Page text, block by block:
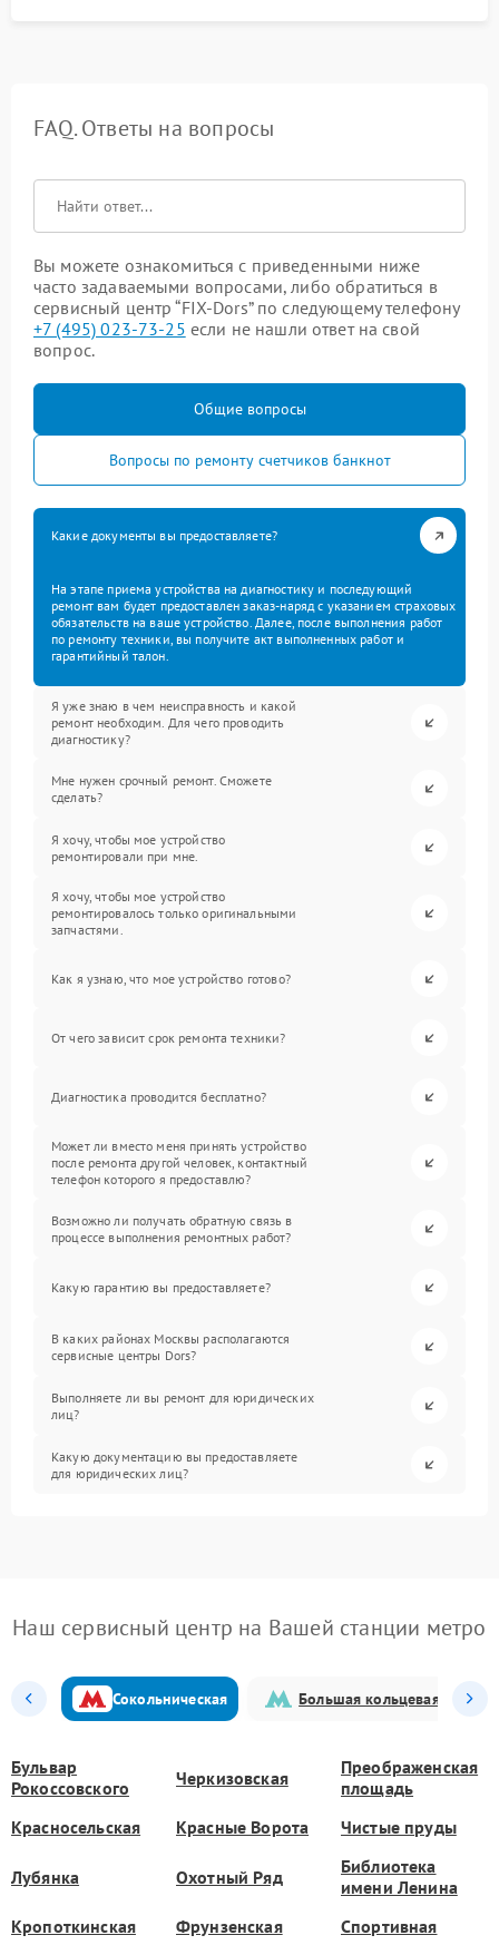
FAQ. Ответы на вопросы
Вы можете ознакомиться с приведенными ниже
часто задаваемыми вопросами, либо обратиться в
сервисный центр “FIX-Dors” по следующему телефону
+7 (495) 023-73-25 если не нашли ответ на свой
вопрос.
Общие вопросы
Вопросы по ремонту счетчиков банкнот
Какие документы вы предоставляете?
На этапе приема устройства на диагностику и последующий
ремонт вам будет предоставлен заказ-наряд с указанием страховых
обязательств на ваше устройство. Далее, после выполнения работ
по ремонту техники, вы получите акт выполненных работ и
гарантийный талон.
Я уже знаю в чем неисправность и какой
ремонт необходим. Для чего проводить
диагностику?
Мне нужен срочный ремонт. Сможете
сделать?
Я хочу, чтобы мое устройство
ремонтировали при мне.
Я хочу, чтобы мое устройство
ремонтировалось только оригинальными
запчастями.
Как я узнаю, что мое устройство готово?
От чего зависит срок ремонта техники?
Диагностика проводится бесплатно?
Может ли вместо меня принять устройство
после ремонта другой человек, контактный
телефон которого я предоставлю?
Возможно ли получать обратную связь в
процессе выполнения ремонтных работ?
Какую гарантию вы предоставляете?
В каких районах Москвы располагаются
сервисные центры Dors?
Выполняете ли вы ремонт для юридических
лиц?
Какую документацию вы предоставляете
для юридических лиц?
Наш сервисный центр на Вашей станции метро
Сокольническая Большая кольцевая
Бульвар
Рокоссовского
Черкизовская
Преображенская
площадь
Красносельская
Красные Ворота Чистые пруды
Лубянка Охотный Ряд
Библиотека
имени Ленина
Кропоткинская
Фрунзенская Спортивная